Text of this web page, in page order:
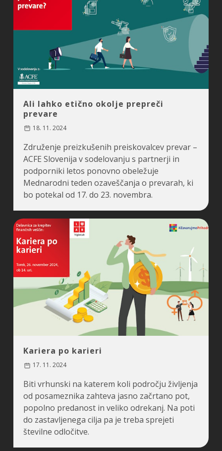
Ali lahko etično okolje prepreči
prevare
18. 11. 2024
Združenje preizkušenih preiskovalcev prevar –
ACFE Slovenija v sodelovanju s partnerji in
podporniki letos ponovno obeležuje
Mednarodni teden ozaveščanja o prevarah, ki
bo potekal od 17. do 23. novembra.
Kariera po karieri
17. 11. 2024
Biti vrhunski na katerem koli področju življenja
od posameznika zahteva jasno začrtano pot,
popolno predanost in veliko odrekanj. Na poti
do zastavljenega cilja pa je treba sprejeti
številne odločitve.